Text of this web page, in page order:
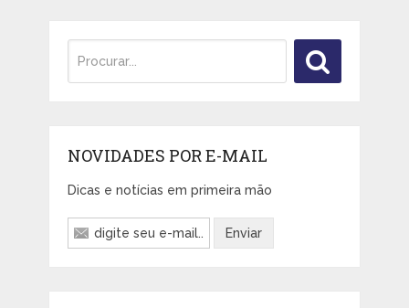
NOVIDADES POR E-MAIL
Dicas e notícias em primeira mão